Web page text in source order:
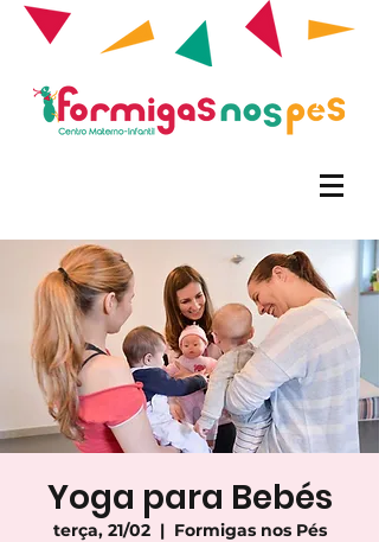
Yoga para Bebés
terça, 21/02
  |
Formigas nos Pés